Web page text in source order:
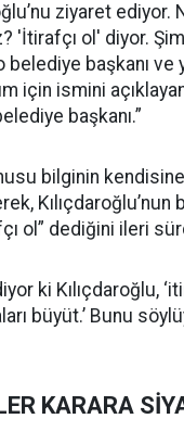
ziyaret
'İtirafçı ol' diyor.
belediye başkanı ve
için ismini
başkanı.”
bilginin
ol” dediğini ileri
ki Kılıçdaroğlu,
büyüt.’ Bunu
KARARA